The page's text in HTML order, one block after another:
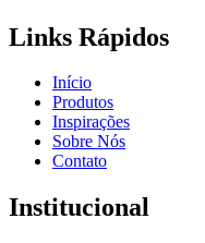
Links Rápidos
Início
Produtos
Inspirações
Sobre Nós
Contato
Institucional